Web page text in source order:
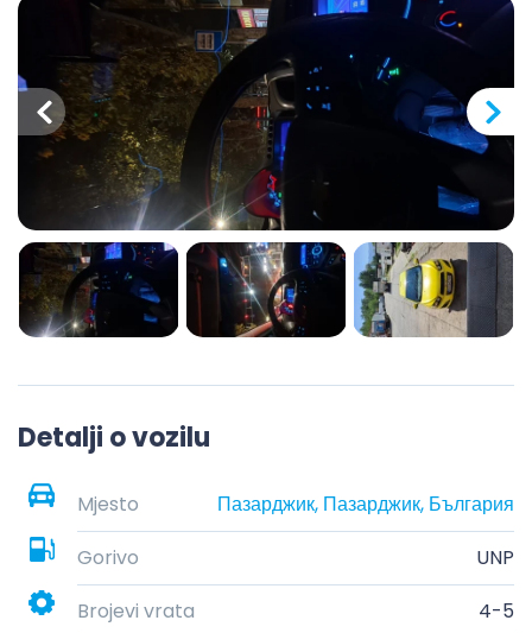
Detalji o vozilu
Mjesto
Пазарджик, Пазарджик, България
Gorivo
UNP
Brojevi vrata
4-5